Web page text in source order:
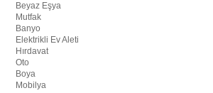
Beyaz Eşya
Mutfak
Banyo
Elektrikli Ev Aleti
Hırdavat
Oto
Boya
Mobilya